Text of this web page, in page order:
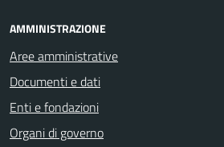
AMMINISTRAZIONE
Aree amministrative
Documenti e dati
Enti e fondazioni
Organi di governo